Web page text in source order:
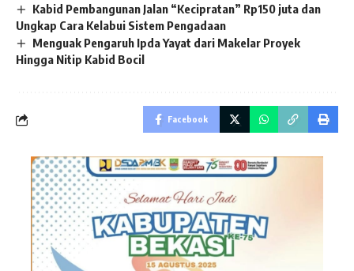
Kabid Pembangunan Jalan “Kecipratan” Rp150 juta dan
Ungkap Cara Kelabui Sistem Pengadaan
Menguak Pengaruh Ipda Yayat dari Makelar Proyek
Hingga Nitip Kabid Bocil
Facebook